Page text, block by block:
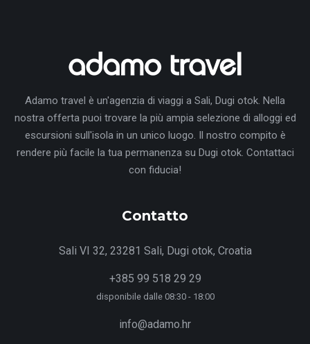
Adamo travel è un'agenzia di viaggi a Sali, Dugi otok. Nella
nostra offerta puoi trovare la più ampia selezione di alloggi ed
escursioni sull'isola in un unico luogo. Il nostro compito è
rendere più facile la tua permanenza su Dugi otok. Contattaci
con fiducia!
Contatto
Sali VI 32, 23281 Sali, Dugi otok, Croatia
+385 99 518 29 29
disponibile dalle 08:30 - 18:00
info@adamo.hr